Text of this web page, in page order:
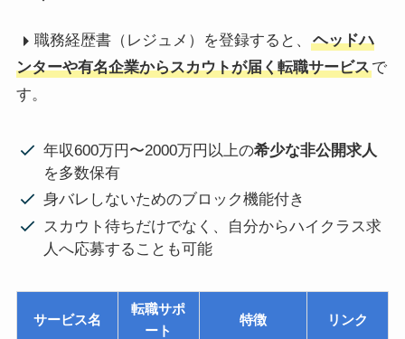
職務経歴書（レジュメ）を登録すると、ヘッドハ
ンターや有名企業からスカウトが届く転職サービスで
す。
年収600万円〜2000万円以上の希少な非公開求人
を多数保有
身バレしないためのブロック機能付き
スカウト待ちだけでなく、自分からハイクラス求
人へ応募することも可能
サービス名
転職サポ
ート
特徴 リンク